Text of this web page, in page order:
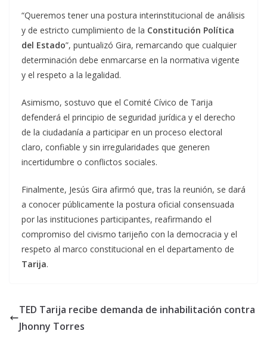
“Queremos tener una postura interinstitucional de análisis
y de estricto cumplimiento de la Constitución Política
del Estado”, puntualizó Gira, remarcando que cualquier
determinación debe enmarcarse en la normativa vigente
y el respeto a la legalidad.
Asimismo, sostuvo que el Comité Cívico de Tarija
defenderá el principio de seguridad jurídica y el derecho
de la ciudadanía a participar en un proceso electoral
claro, confiable y sin irregularidades que generen
incertidumbre o conflictos sociales.
Finalmente, Jesús Gira afirmó que, tras la reunión, se dará
a conocer públicamente la postura oficial consensuada
por las instituciones participantes, reafirmando el
compromiso del civismo tarijeño con la democracia y el
respeto al marco constitucional en el departamento de
Tarija.
TED Tarija recibe demanda de inhabilitación contra
Jhonny Torres